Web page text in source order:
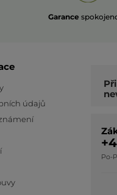
Garance
údajů
Přihlaste se k odběru
Po-